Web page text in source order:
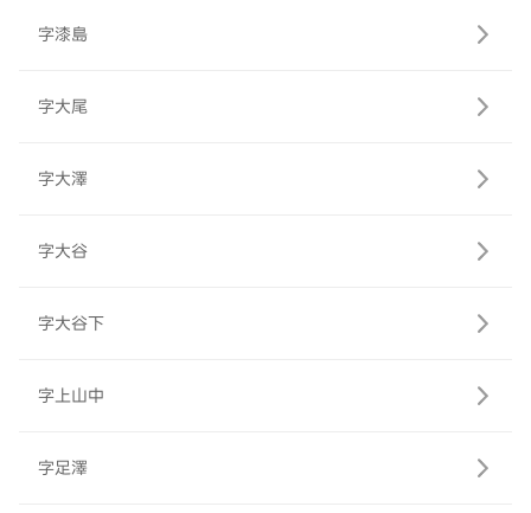
字漆島
字大尾
字大澤
字大谷
字大谷下
字上山中
字足澤